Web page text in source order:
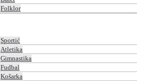
Folklor
Sportić
Atletika
Gimnastika
Fudbal
Košarka